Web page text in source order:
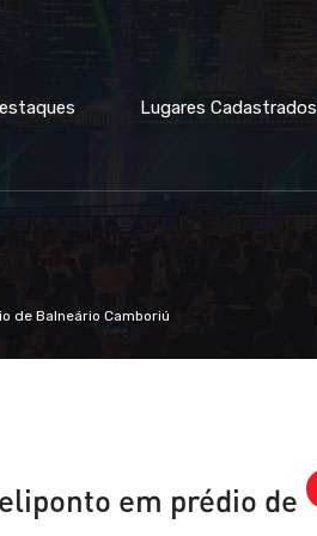
Lugares Cadastrados
de Balneário Camboriú
em prédio de